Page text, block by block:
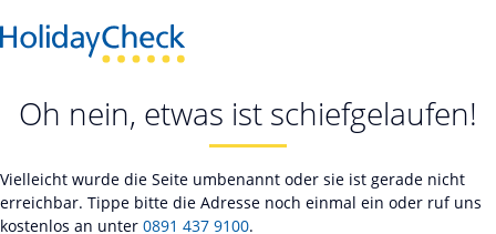
Oh nein, etwas ist schiefgelaufen!
Vielleicht wurde die Seite umbenannt oder sie ist gerade nicht
erreichbar. Tippe bitte die Adresse noch einmal ein oder ruf uns
kostenlos an unter 0891 437 9100.